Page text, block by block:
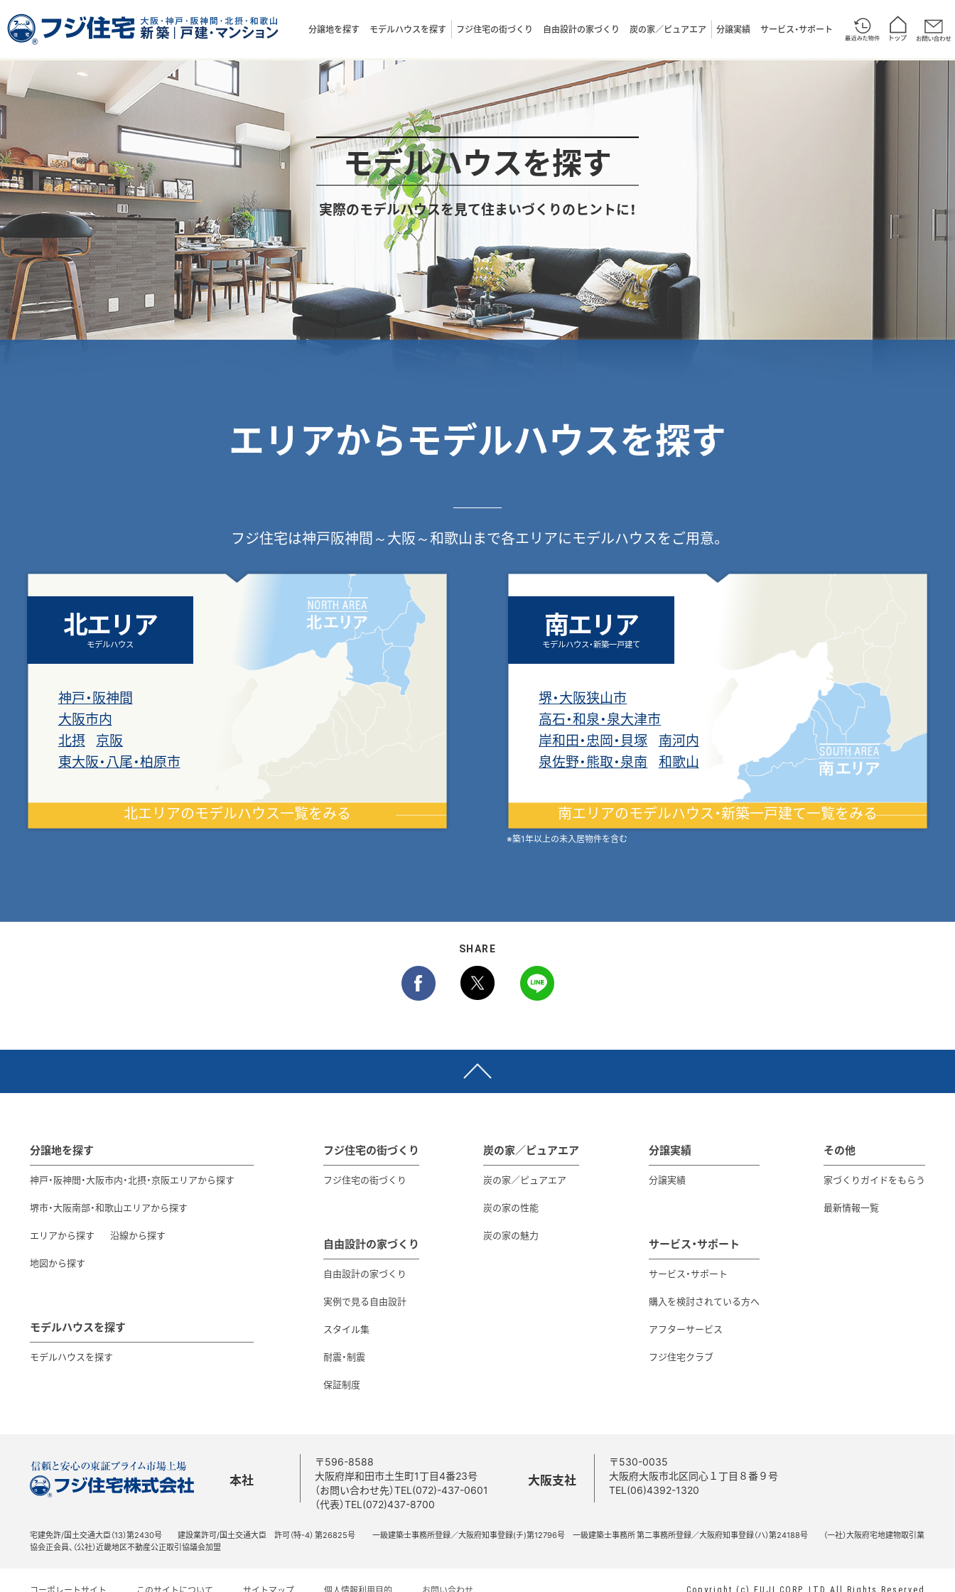
分譲地を探す モデルハウスを探す フジ住宅の街づくり 自由設計の家づくり 炭の家／ピュアエア 分譲実績 サービス・サポート
総合トップ
モデルハウスを探す
実際のモデルハウスを見て住まいづくりのヒントに！
エリアからモデルハウスを探す
フジ住宅は神戸阪神間～大阪～和歌山まで各エリアにモデルハウスをご用意。
北エリア
モデルハウス
神戸・阪神間
大阪市内
北摂
京阪
東大阪・八尾・柏原市
北エリアのモデルハウス一覧をみる
南エリア
モデルハウス・新築一戸建て
堺・大阪狭山市
高石・和泉・泉大津市
岸和田・忠岡・貝塚
南河内
泉佐野・熊取・泉南
和歌山
南エリアのモデルハウス・新築一戸建て一覧をみる
※築1年以上の未入居物件を含む
SHARE
分譲地を探す
神戸・阪神間・大阪市内・北摂・京阪エリアから探す
堺市・大阪南部・和歌山エリアから探す
エリアから探す 沿線から探す
地図から探す
モデルハウスを探す
モデルハウスを探す
フジ住宅の街づくり
フジ住宅の街づくり
自由設計の家づくり
自由設計の家づくり
実例で見る自由設計
スタイル集
耐震・制震
保証制度
炭の家／ピュアエア
炭の家／ピュアエア
炭の家の性能
炭の家の魅力
分譲実績
分譲実績
サービス・サポート
サービス・サポート
購入を検討されている方へ
アフターサービス
フジ住宅クラブ
その他
家づくりガイドをもらう
最新情報一覧
本社
〒596-8588
大阪府岸和田市土生町1丁目4番23号
（お問い合わせ先）TEL(072)-437-0601
（代表）TEL(072)437-8700
大阪支社
〒530-0035
大阪府大阪市北区同心１丁目８番９号
TEL(06)4392-1320
宅建免許/国土交通大臣（13）第2430号 建設業許可/国土交通大臣 許可（特-4） 第26825号 一級建築士事務所登録／大阪府知事登録(チ)第12796号 一級建築士事務所 第二事務所登録／大阪府知事登録（ハ）第24188号
（一社）大阪府宅地建物取引業
協会正会員、（公社）近畿地区不動産公正取引協議会加盟
Copyright (c) FUJI CORP.,LTD All Rights Reserved